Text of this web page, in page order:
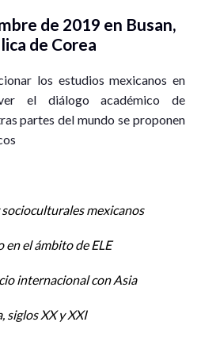
de 2019 en Busan,
de Corea
los estudios mexicanos en
el diálogo académico de
partes del mundo se proponen
mexicanos
en el ámbito de ELE
internacional con Asia
siglos XX y XXI